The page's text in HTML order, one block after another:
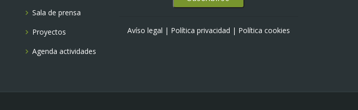
Sala de prensa
Proyectos
Agenda actividades
Avíso legal | Política privacidad | Política cookies